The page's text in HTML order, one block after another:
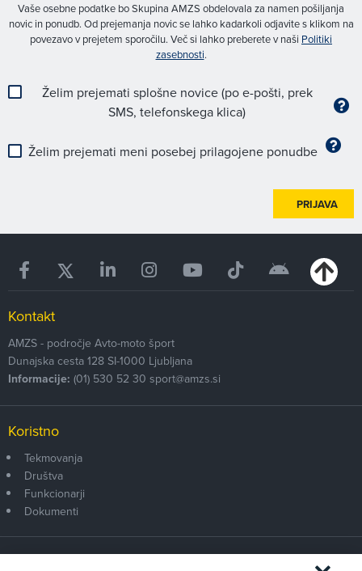
Vaše osebne podatke bo Skupina AMZS obdelovala za namen pošiljanja
novic in ponudb. Od prejemanja novic se lahko kadarkoli odjavite s klikom na
povezavo v prejetem sporočilu. Več si lahko preberete v naši Politiki
zasebnosti.
Želim prejemati splošne novice (po e-pošti, prek
SMS, telefonskega klica)
Želim prejemati meni posebej prilagojene ponudbe
PRIJAVA
Kontakt
AMZS - področje Avto-moto šport
Dunajska cesta 128 SI-1000 Ljubljana
Informacije: (01) 530 52 30 sport@amzs.si
Koristno
Tekmovanja
Društva
Funkcionarji
Dokumenti